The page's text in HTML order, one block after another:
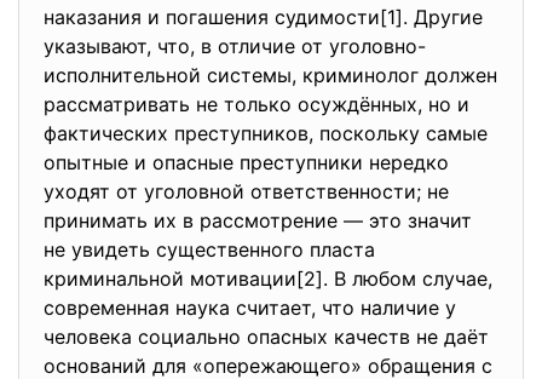
наказания и погашения судимости[1]. Другие
указывают, что, в отличие от уголовно-
исполнительной системы, криминолог должен
рассматривать не только осуждённых, но и
фактических преступников, поскольку самые
опытные и опасные преступники нередко
уходят от уголовной ответственности; не
принимать их в рассмотрение — это значит
не увидеть существенного пласта
криминальной мотивации[2]. В любом случае,
современная наука считает, что наличие у
человека социально опасных качеств не даёт
оснований для «опережающего» обращения с